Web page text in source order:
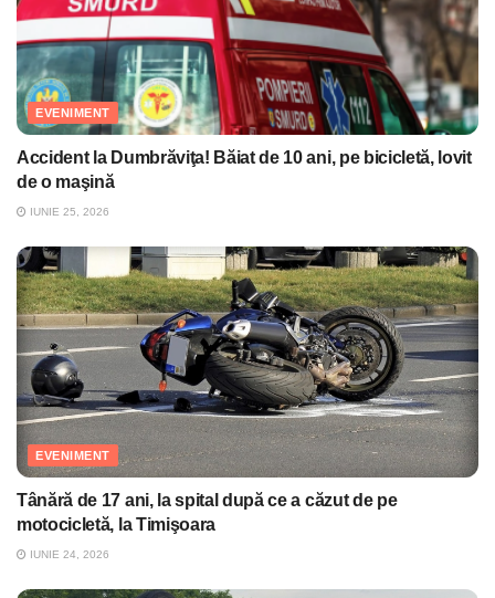
EVENIMENT
Accident la Dumbrăviţa! Băiat de 10 ani, pe bicicletă, lovit
de o maşină
IUNIE 25, 2026
EVENIMENT
Tânără de 17 ani, la spital după ce a căzut de pe
motocicletă, la Timişoara
IUNIE 24, 2026